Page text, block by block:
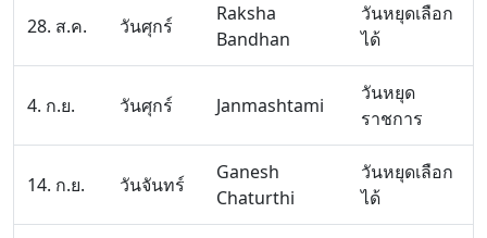
28. ส.ค. วันศุกร์
Raksha
Bandhan
วันหยุดเลือก
ได้
4. ก.ย. วันศุกร์ Janmashtami
วันหยุด
ราชการ
14. ก.ย. วันจันทร์
Ganesh
Chaturthi
วันหยุดเลือก
ได้